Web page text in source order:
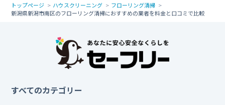
トップページ ハウスクリーニング
フローリング清掃
新潟県新潟市南区のフローリング清掃におすすめの業者を料金と口コミで比較
すべてのカテゴリー